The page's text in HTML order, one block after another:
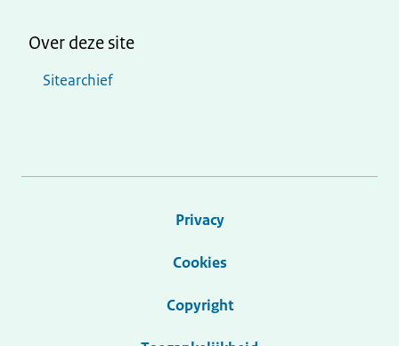
Over deze site
Sitearchief
Privacy
Cookies
Copyright